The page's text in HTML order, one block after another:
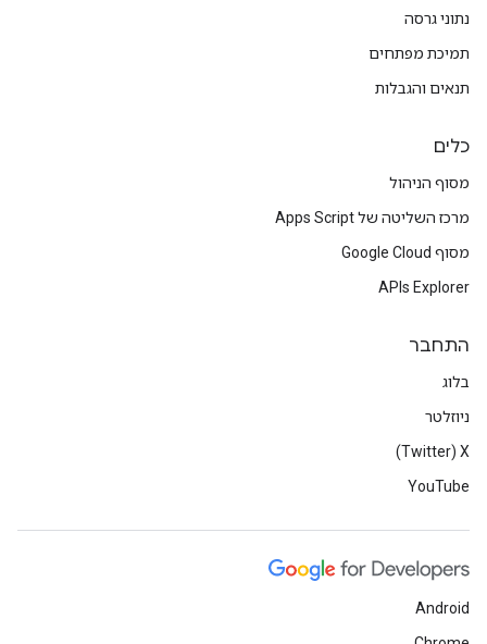
נתוני גרסה
תמיכת מפתחים
תנאים והגבלות
כלים
מסוף הניהול
מרכז השליטה של Apps Script
מסוף Google Cloud
APIs Explorer
התחבר
בלוג
ניוזלטר
X‏ (Twitter)
YouTube
Android